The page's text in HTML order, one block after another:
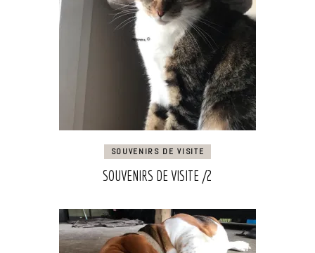
SOUVENIRS DE VISITE
SOUVENIRS DE VISITE /2